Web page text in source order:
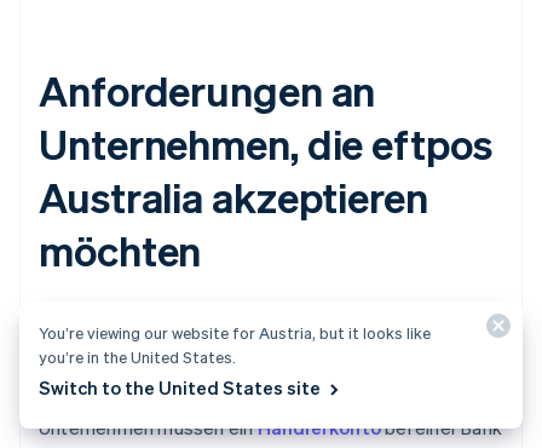
Anforderungen an
Unternehmen, die eftpos
Australia akzeptieren
möchten
Einrichtung eines Händlerkontos
Unternehmen müssen einHändlerkontobei einer Bank
You’re viewing our website for Austria, but it looks like
you’re in the United States.
Switch to the United States site